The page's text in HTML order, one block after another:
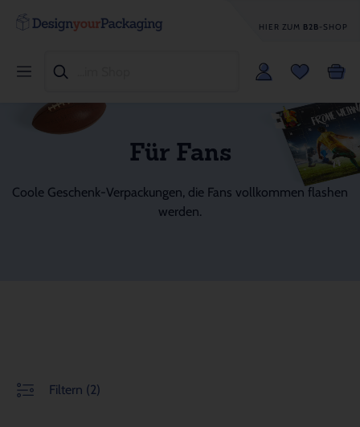
HIER ZUM B2B-SHOP
Für Fans
Coole Geschenk-Verpackungen, die Fans vollkommen flashen
werden.
Filtern (2)